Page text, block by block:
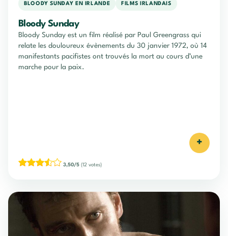
BLOODY SUNDAY EN IRLANDE FILMS IRLANDAIS
Bloody Sunday
Bloody Sunday est un film réalisé par Paul Greengrass qui
relate les douloureux évènements du 30 janvier 1972, où 14
manifestants pacifistes ont trouvés la mort au cours d’une
marche pour la paix.
+
3,50/5 (12 votes)